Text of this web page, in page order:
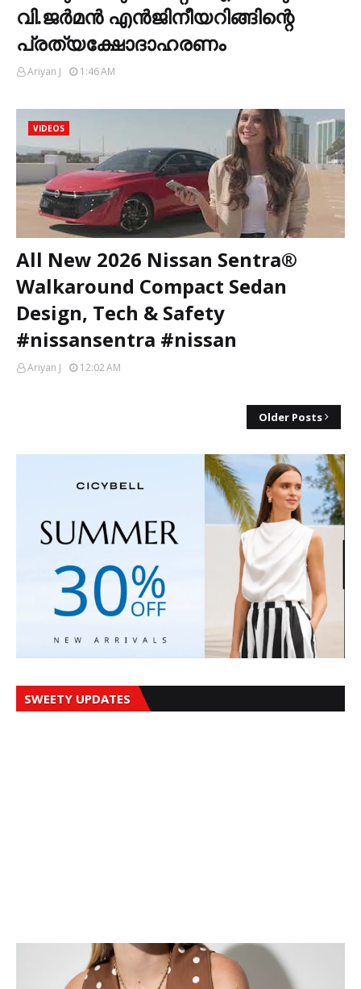
വി.ജർമൻ എൻജിനീയറിങ്ങിന്റെ
പ്രത്യക്ഷോദാഹരണം
Ariyan J 1:46 AM
VIDEOS
All New 2026 Nissan Sentra®
Walkaround Compact Sedan
Design, Tech & Safety
#nissansentra #nissan
Ariyan J 12:02 AM
Older Posts
SWEETY UPDATES